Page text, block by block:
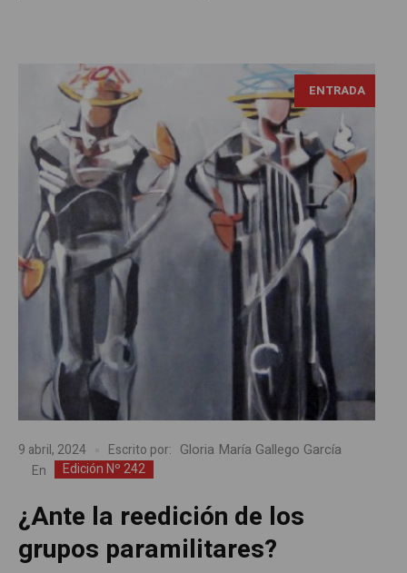
ENTRADA
9 abril, 2024 Escrito por: Gloria María Gallego García
En Edición Nº 242
¿Ante la reedición de los
grupos paramilitares?